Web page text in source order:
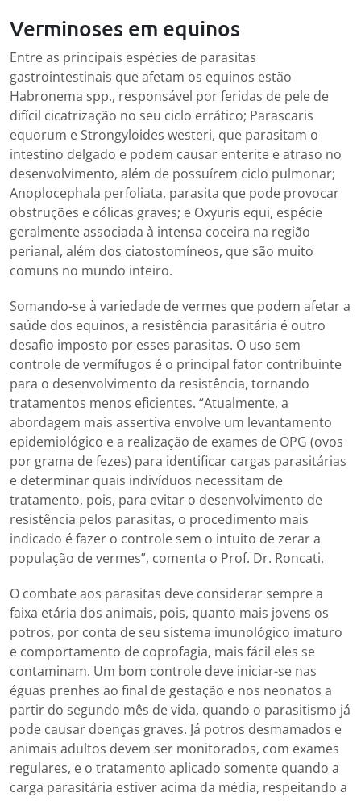
Verminoses em equinos
Entre as principais espécies de parasitas
gastrointestinais que afetam os equinos estão
Habronema spp., responsável por feridas de pele de
difícil cicatrização no seu ciclo errático; Parascaris
equorum e Strongyloides westeri, que parasitam o
intestino delgado e podem causar enterite e atraso no
desenvolvimento, além de possuírem ciclo pulmonar;
Anoplocephala perfoliata, parasita que pode provocar
obstruções e cólicas graves; e Oxyuris equi, espécie
geralmente associada à intensa coceira na região
perianal, além dos ciatostomíneos, que são muito
comuns no mundo inteiro.
Somando-se à variedade de vermes que podem afetar a
saúde dos equinos, a resistência parasitária é outro
desafio imposto por esses parasitas. O uso sem
controle de vermífugos é o principal fator contribuinte
para o desenvolvimento da resistência, tornando
tratamentos menos eficientes. “Atualmente, a
abordagem mais assertiva envolve um levantamento
epidemiológico e a realização de exames de OPG (ovos
por grama de fezes) para identificar cargas parasitárias
e determinar quais indivíduos necessitam de
tratamento, pois, para evitar o desenvolvimento de
resistência pelos parasitas, o procedimento mais
indicado é fazer o controle sem o intuito de zerar a
população de vermes”, comenta o Prof. Dr. Roncati.
O combate aos parasitas deve considerar sempre a
faixa etária dos animais, pois, quanto mais jovens os
potros, por conta de seu sistema imunológico imaturo
e comportamento de coprofagia, mais fácil eles se
contaminam. Um bom controle deve iniciar-se nas
éguas prenhes ao final de gestação e nos neonatos a
partir do segundo mês de vida, quando o parasitismo já
pode causar doenças graves. Já potros desmamados e
animais adultos devem ser monitorados, com exames
regulares, e o tratamento aplicado somente quando a
carga parasitária estiver acima da média, respeitando a